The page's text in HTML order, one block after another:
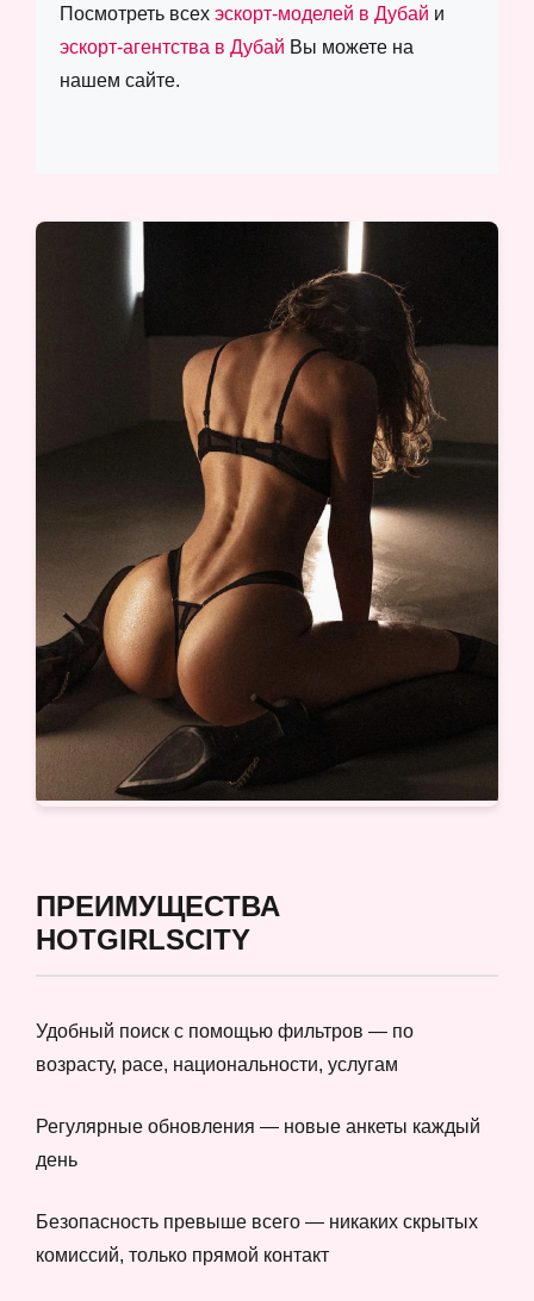
Посмотреть всех эскорт-моделей в Дубай и
эскорт-агентства в Дубай Вы можете на
нашем сайте.
ПРЕИМУЩЕСТВА
HOTGIRLSCITY
Удобный поиск с помощью фильтров — по
возрасту, расе, национальности, услугам
Регулярные обновления — новые анкеты каждый
день
Безопасность превыше всего — никаких скрытых
комиссий, только прямой контакт